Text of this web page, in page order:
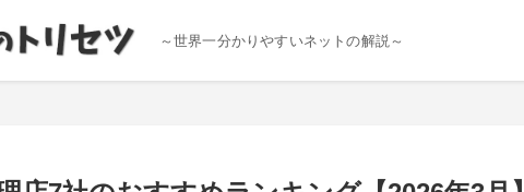
～世界一分かりやすいネットの解説～